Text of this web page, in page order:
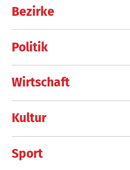
Bezirke
Politik
Wirtschaft
Kultur
Sport